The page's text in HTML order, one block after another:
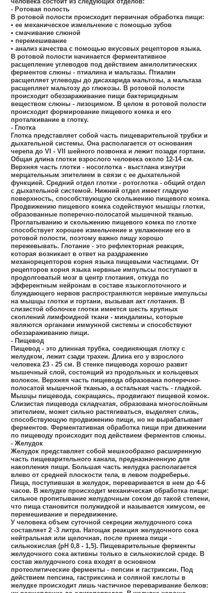
- Ротовая полость
В ротовой полости происходит первичная обработка пищи:
• ее механическое измельчение с помощью зубов
• смачивание слюной
• перемешивание
• анализ качества с помощью вкусовых рецепторов языка.
В ротовой полости начинается ферментативное
расщепление углеводов под действием амилолитических
ферментов слюны - птиалина и мальтазы. Птиалин
расщепляет углеводы до дисахарида мальтозы, а мальтаза
расщепляет мальтозу до глюкозы. В ротовой полости
происходит обеззараживание пищи бактерицидным
веществом слюны - лизоцимом. В целом в ротовой полости
происходит формирование пищевого комка и его
проталкивание в глотку.
- Глотка
Глотка представляет собой часть пищеварительной трубки и
дыхательной системы. Она располагается от основания
черепа до VI - VII шейного позвонка и лежит позади гортани.
Общая длина глотки взрослого человека около 12-14 см.
Верхняя часть глотки - носоглотка - выстлана изнутри
мерцательным эпителием в связи с ее дыхательной
функцией. Средний отдел глотки - ротоглотка - общий отдел
с дыхательной системой. Нижний отдел имеет гладкую
поверхность, способствующую скольжению пищевого комка.
Продвижению пищевого комка содействуют мышцы глотки,
образованные поперечно-полосатой мышечной тканью.
Проглатыванию и скольжению пищевого комка по глотке
способствует хорошее измельчение и увлажнение его в
ротовой полости, поэтому важно пищу хорошо
пережевывать. Глотание - это рефлекторная реакция,
которая возникает в ответ на раздражение
механорецепторов корня языка пищевыми частицами. От
рецепторов корня языка нервные импульсы поступают в
продолговатый мозг в центр глотания, откуда по
эфферентным нейронам в составе языкоглоточного и
блуждающего нервов распространяются нервные импульсы
на мышцы глотки и гортани, вызывая акт глотания. В
слизистой оболочке глотки имеется шесть крупных
скоплений лимфоидной ткани - миндалины, которые
являются органами иммунной системы и способствуют
обеззараживанию пищи.
- Пищевод
Пищевод - это длинная трубка, соединяющая глотку с
желудком, лежит сзади трахеи. Длина его у взрослого
человека 23 - 25 см. В стенке пищевода хорошо развит
мышечный слой, состоящий из продольных и кольцевых
волокон. Верхняя часть пищевода образована поперечно-
полосатой мышечной тканью, а остальная часть - гладкой.
Мышцы пищевода, сокращаясь, продвигают пищевой комок.
Слизистая пищевода складчатая, образована многослойным
эпителием, может сильно растягиваться, выделяет слизь,
способствующую продвижению пищи, но не вырабатывает
ферментов. Ферментативная обработка пищи при движении
по пищеводу происходит под действием ферментов слюны.
- Желудок
Желудок представляет собой мешкообразно расширенную
часть пищеварительного канала, предназначенную для
накопления пищи. Большая часть желудка располагается
влево от средней плоскости тела, в левом подреберье.
Пища, поступившая в желудок, переваривается в нем до 4-6
часов. В желудке происходит механическая обработка пищи:
сильное пропитывание желудочным соком до такой степени,
что пища становится полужидкой и называется химусом, ее
перемешивание и передвижение.
У человека объем суточной секреции желудочного сока
составляет 2 -3 литра. Натощак реакция желудочного сока
нейтральная или щелочная, после приема пищи -
сильнокислая (рН 0,8 - 1,5). Пищеварительные ферменты
желудочного сока активны только в сильнокислой среде. В
состав желудочного сока входят в основном
протеолитические ферменты - пепсин и гастриксин. Под
действием пепсина, гастриксина и соляной кислоты в
желудке происходит лишь частичное переваривание белков: